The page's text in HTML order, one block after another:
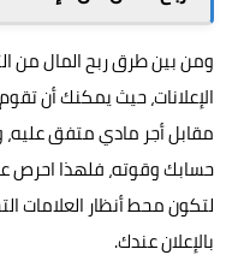
ومن بين طرق ربح المال من
الإعلانات، حيث يمكنك أن
مقابل أجر مادي متفق
حسابك وقوته، فلهذا احرص
لتكون محط أنظار العلامات
بالإعلان عندك.